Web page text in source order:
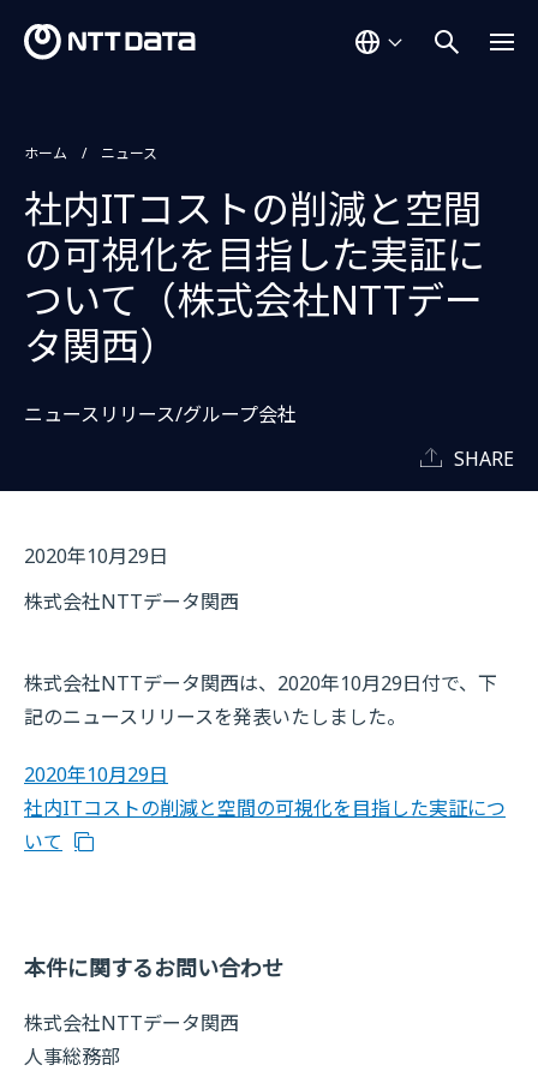
ホーム ニュース
社内ITコストの削減と空間
の可視化を目指した実証に
ついて（株式会社NTTデー
タ関西）
ニュースリリース/グループ会社
SHARE
2020年10月29日
株式会社NTTデータ関西
株式会社NTTデータ関西は、2020年10月29日付で、下
記のニュースリリースを発表いたしました。
2020年10月29日
社内ITコストの削減と空間の可視化を目指した実証につ
いて
本件に関するお問い合わせ
株式会社NTTデータ関西
人事総務部